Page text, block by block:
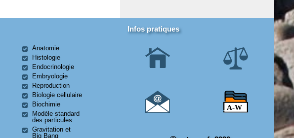
Anatomie
Histologie
Endocrinologie
Embryologie
Reproduction
Biologie cellulaire
Biochimie
Modèle standard
des particules
Gravitation et
Big Bang
Infos pratiques